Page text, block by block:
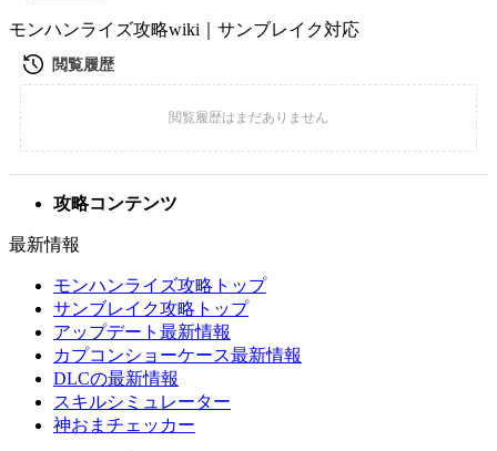
モンハンライズ攻略wiki｜サンブレイク対応
攻略コンテンツ
最新情報
モンハンライズ攻略トップ
サンブレイク攻略トップ
アップデート最新情報
カプコンショーケース最新情報
DLCの最新情報
スキルシミュレーター
神おまチェッカー